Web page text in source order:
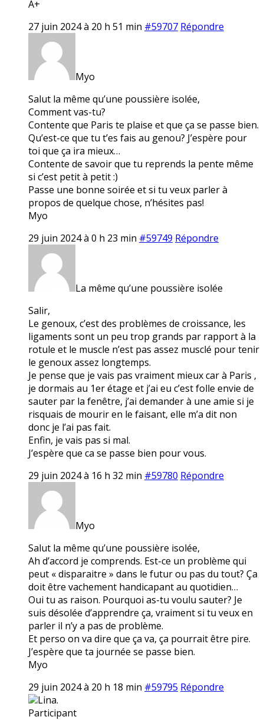
A+
27 juin 2024 à 20 h 51 min #59707 Répondre
Myo
Salut la même qu’une poussière isolée,
Comment vas-tu?
Contente que Paris te plaise et que ça se passe bien.
Qu’est-ce que tu t’es fais au genou? J’espère pour
toi que ça ira mieux…
Contente de savoir que tu reprends la pente même
si c’est petit à petit :)
Passe une bonne soirée et si tu veux parler à
propos de quelque chose, n’hésites pas!
Myo
29 juin 2024 à 0 h 23 min #59749 Répondre
La même qu’une poussière isolée
Salir,
Le genoux, c’est des problèmes de croissance, les
ligaments sont un peu trop grands par rapport à la
rotule et le muscle n’est pas assez musclé pour tenir
le genoux assez longtemps.
Je pense que je vais pas vraiment mieux car à Paris ,
je dormais au 1er étage et j’ai eu c’est folle envie de
sauter par la fenêtre, j’ai demander à une amie si je
risquais de mourir en le faisant, elle m’a dit non
donc je l’ai pas fait.
Enfin, je vais pas si mal.
J’espère que ca se passe bien pour vous.
29 juin 2024 à 16 h 32 min #59780 Répondre
Myo
Salut la même qu’une poussière isolée,
Ah d’accord je comprends. Est-ce un problème qui
peut « disparaitre » dans le futur ou pas du tout? Ça
doit être vachement handicapant au quotidien…
Oui tu as raison. Pourquoi as-tu voulu sauter? Je
suis désolée d’apprendre ça, vraiment si tu veux en
parler il n’y a pas de problème.
Et perso on va dire que ça va, ça pourrait être pire.
J’espère que ta journée se passe bien.
Myo
29 juin 2024 à 20 h 18 min #59795 Répondre
Lina.
Participant